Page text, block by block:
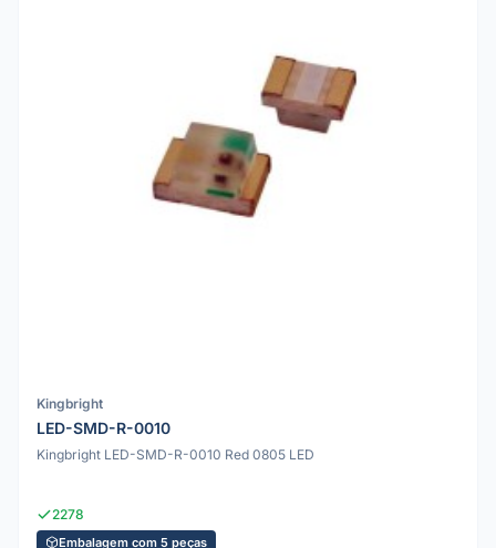
Kingbright
LED-SMD-R-0010
Kingbright LED-SMD-R-0010 Red 0805 LED
2278
Embalagem com 5 peças